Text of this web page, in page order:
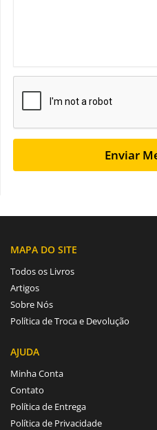
Enviar
t
r
n
a
t
v
:
MAPA DO SITE
Todos os Livros
Artigos
Sobre Nós
Política de Troca e Devolução
AJUDA
Minha Conta
Contato
Política de Entrega
Política de Privacidade